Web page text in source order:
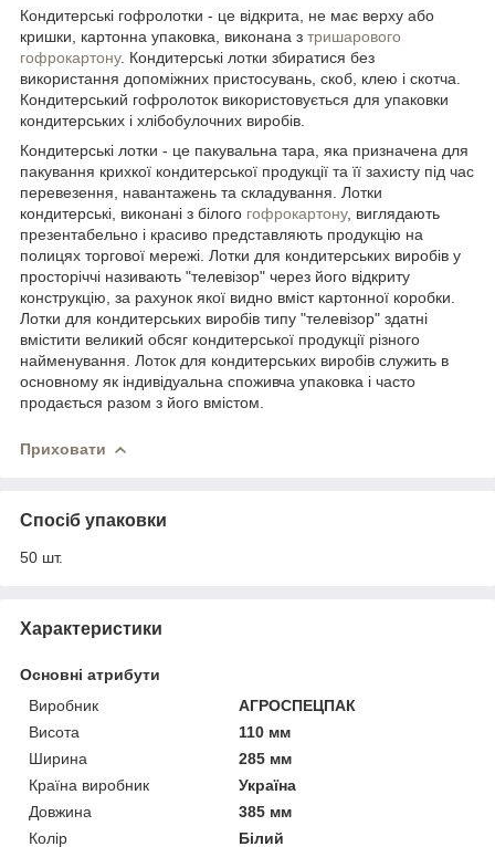
Кондитерські гофролотки - це відкрита, не має верху або
кришки, картонна упаковка, виконана з тришарового
гофрокартону. Кондитерські лотки збиратися без
використання допоміжних пристосувань, скоб, клею і скотча.
Кондитерський гофролоток використовується для упаковки
кондитерських і хлібобулочних виробів.
Кондитерські лотки - це пакувальна тара, яка призначена для
пакування крихкої кондитерської продукції та її захисту під час
перевезення, навантажень та складування. Лотки
кондитерські, виконані з білого гофрокартону, виглядають
презентабельно і красиво представляють продукцію на
полицях торгової мережі. Лотки для кондитерських виробів у
просторіччі називають "телевізор" через його відкриту
конструкцію, за рахунок якої видно вміст картонної коробки.
Лотки для кондитерських виробів типу "телевізор" здатні
вмістити великий обсяг кондитерської продукції різного
найменування. Лоток для кондитерських виробів служить в
основному як індивідуальна споживча упаковка і часто
продається разом з його вмістом.
Приховати
Спосіб упаковки
50 шт.
Характеристики
Основні атрибути
Виробник
АГРОСПЕЦПАК
Висота
110 мм
Ширина
285 мм
Країна виробник
Україна
Довжина
385 мм
Колір
Білий